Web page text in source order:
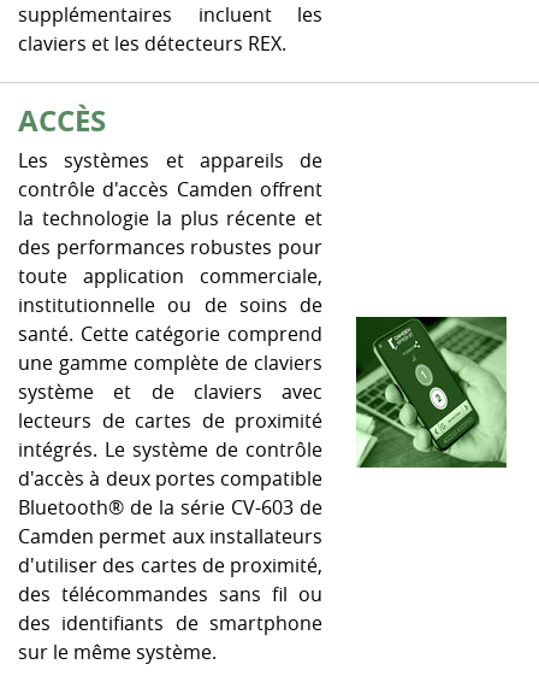
supplémentaires incluent les
claviers et les détecteurs REX.
ACCÈS
Les systèmes et appareils de
contrôle d'accès Camden offrent
la technologie la plus récente et
des performances robustes pour
toute application commerciale,
institutionnelle ou de soins de
santé. Cette catégorie comprend
une gamme complète de claviers
système et de claviers avec
lecteurs de cartes de proximité
intégrés. Le système de contrôle
d'accès à deux portes compatible
Bluetooth® de la série CV-603 de
Camden permet aux installateurs
d'utiliser des cartes de proximité,
des télécommandes sans fil ou
des identifiants de smartphone
sur le même système.